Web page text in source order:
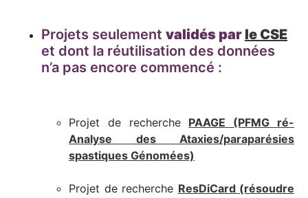
Projets seulement validés par le CSE
et dont la réutilisation des données
n’a pas encore commencé :
Projet de recherche PAAGE (PFMG ré-
Analyse des Ataxies/paraparésies
spastiques Génomées)
Projet de recherche ResDiCard (résoudre